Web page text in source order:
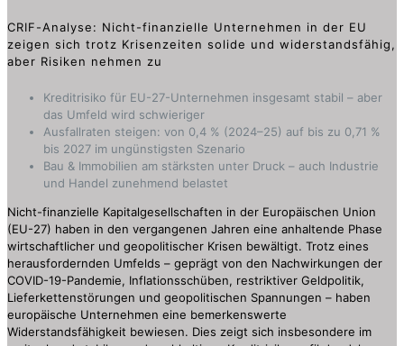
CRIF-Analyse: Nicht-finanzielle Unternehmen in der EU
zeigen sich trotz Krisenzeiten solide und widerstandsfähig,
aber Risiken nehmen zu
Kreditrisiko für EU-27-Unternehmen insgesamt stabil – aber
das Umfeld wird schwieriger
Ausfallraten steigen: von 0,4 % (2024–25) auf bis zu 0,71 %
bis 2027 im ungünstigsten Szenario
Bau & Immobilien am stärksten unter Druck – auch Industrie
und Handel zunehmend belastet
Nicht-finanzielle Kapitalgesellschaften in der Europäischen Union
(EU-27) haben in den vergangenen Jahren eine anhaltende Phase
wirtschaftlicher und geopolitischer Krisen bewältigt. Trotz eines
herausfordernden Umfelds – geprägt von den Nachwirkungen der
COVID-19-Pandemie, Inflationsschüben, restriktiver Geldpolitik,
Lieferkettenstörungen und geopolitischen Spannungen – haben
europäische Unternehmen eine bemerkenswerte
Widerstandsfähigkeit bewiesen. Dies zeigt sich insbesondere im